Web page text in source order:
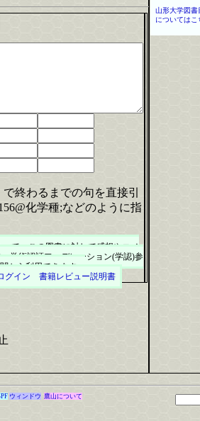
終わるまでの句を直接引
化学種;などのように指
って、この図書に対して感想やコメ
学術認証フェデレーション(学認)参
から利用できます。
イン
書籍レビュー説明書
山形大学図書
についてはこ
ウィンドウ 鷹山について